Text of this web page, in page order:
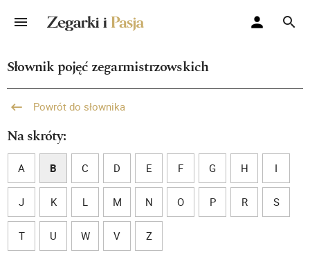
Słownik pojęć zegarmistrzowskich
Powrót do słownika
Na skróty:
A B C D E F G H I
J K L M N O P R S
T U W V Z